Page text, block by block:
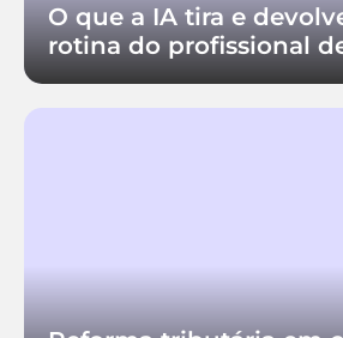
O que a IA tira e
rotina do profissional